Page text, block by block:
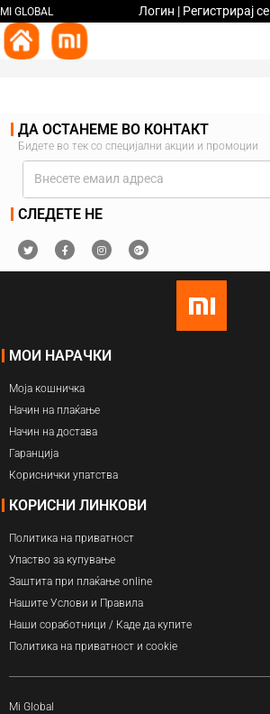
MI GLOBAL Логин | Регистрирај се
ДА ОСТАНЕМЕ ВО КОНТАКТ
Бидете во тек со специјални акции и промоции
СЛЕДЕТЕ НЕ
МОИ НАРАЧКИ
Моја кошничка
Начин на плаќање
Начин на достава
Гаранција
Кориснички упатства
КОРИСНИ ЛИНКОВИ
Политика на приватност
Упаство за купување
Заштита при плаќање online
Нашите Услови и Правила
Наши соработници / Каде да купите
Политика на приватност и cookie
Mi Global